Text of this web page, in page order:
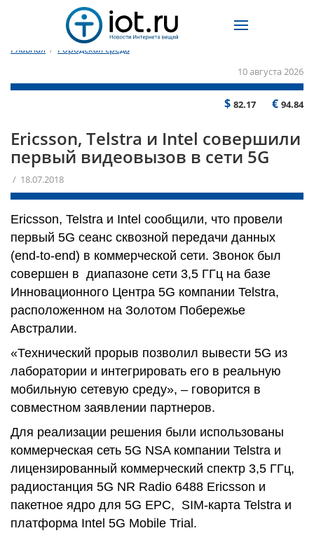
Главная / Городская среда
10 августа 2026
$ 82.17 € 94.84
Ericsson, Telstra и Intel совершили
первый видеовызов в сети 5G
/ 18.07.2018
Ericsson, Telstra и Intel сообщили, что провели
первый 5G сеанс сквозной передачи данных
(end-to-end) в коммерческой сети. Звонок был
совершен в диапазоне сети 3,5 ГГц на базе
Инновационного Центра 5G компании Telstra,
расположенном на Золотом Побережье
Австралии.
«Технический прорыв позволил вывести 5G из
лаборатории и интегрировать его в реальную
мобильную сетевую среду», – говорится в
совместном заявлении партнеров.
Для реализации решения были использованы
коммерческая сеть 5G NSA компании Telstra и
лицензированный коммерческий спектр 3,5 ГГц,
радиостанция ​​5G NR Radio 6488 Ericsson и
пакетное ядро ​​для 5G EPC, SIM-карта Telstra и
платформа Intel 5G Mobile Trial.